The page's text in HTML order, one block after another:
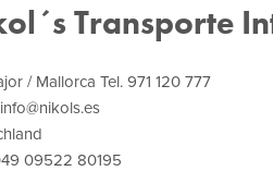
Transporte
/ Mallorca Tel. 971 120 777
09522 80195